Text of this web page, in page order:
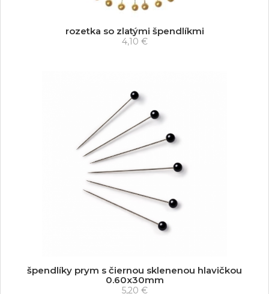
rozetka so zlatými špendlíkmi
4,10 €
špendlíky prym s čiernou sklenenou hlavičkou
0.60x30mm
5,20 €